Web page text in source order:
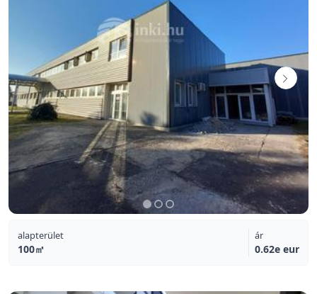
alapterület
100㎡
ár
0.62e eur